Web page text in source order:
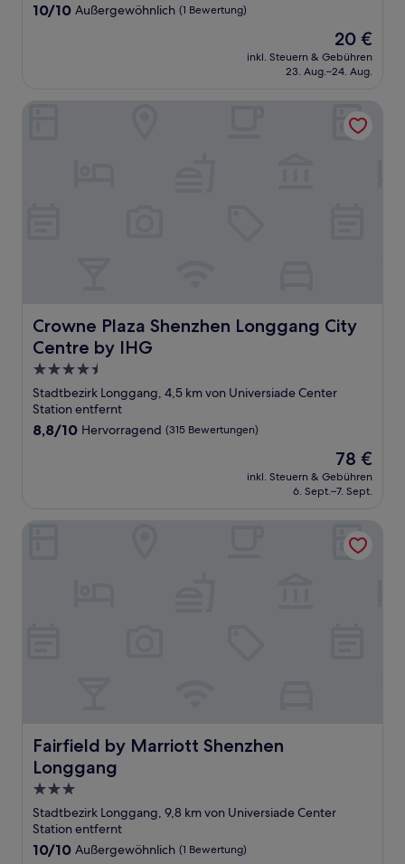
10.0
10/10 Außergewöhnlich (1 Bewertung)
Der
Preis
beträgt
20 €
inkl. Steuern & Gebühren
23. Aug.–24. Aug.
Crowne Plaza Shenzhen Longgang City
Centre by IHG
Crowne Plaza Shenzhen Longgang City Centre by IHG
4.5-
Sterne-
Unterkunft
Stadtbezirk Longgang, 4,5 km von Universiade Center
Station entfernt
8.8
8,8/10 Hervorragend (315 Bewertungen)
Der
Preis
beträgt
78 €
inkl. Steuern & Gebühren
6. Sept.–7. Sept.
Crowne Plaza Shenzhen Longgang City Centre by IHG
Fairfield by Marriott Shenzhen
Longgang
Fairfield by Marriott Shenzhen Longgang
3.0-
Sterne-
Unterkunft
Stadtbezirk Longgang, 9,8 km von Universiade Center
Station entfernt
10.0
10/10 Außergewöhnlich (1 Bewertung)